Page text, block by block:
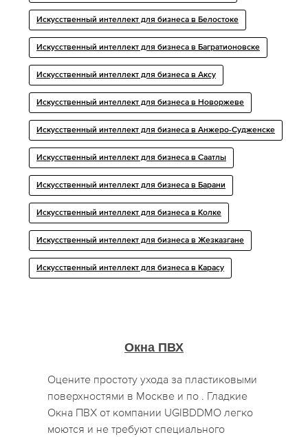
Искусственный интеллект для бизнеса в Белостоке
Искусственный интеллект для бизнеса в Багратионовске
Искусственный интеллект для бизнеса в Аксу
Искусственный интеллект для бизнеса в Новоржеве
Искусственный интеллект для бизнеса в Анжеро-Судженске
Искусственный интеллект для бизнеса в Саатлы
Искусственный интеллект для бизнеса в Барани
Искусственный интеллект для бизнеса в Колке
Искусственный интеллект для бизнеса в Жезказгане
Искусственный интеллект для бизнеса в Карасу
Окна ПВХ
Оцените простоту ухода за пластиковыми
поверхностями в Москве и по . Гладкие
Окна ПВХ от компании UGIBDDMO легко
моются и не требуют специального